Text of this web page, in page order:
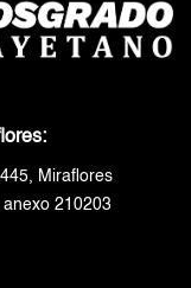
Miraflores
210203